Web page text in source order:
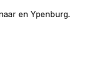
en Ypenburg.